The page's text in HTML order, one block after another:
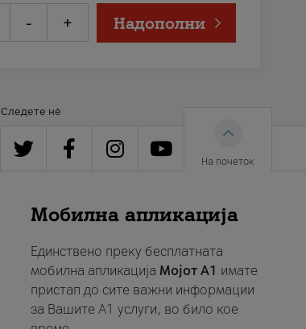
- + Надополни
Следете нè
На почеток
Мобилна апликација
Единствено преку бесплатната
мобилна апликација Мојот A1 имате
пристап до сите важни информации
за Вашите A1 услуги, во било кое